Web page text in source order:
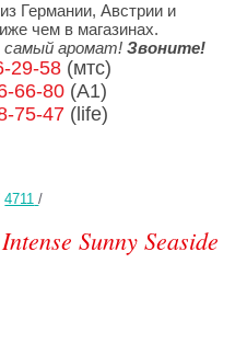
4711 /
Sunny Seaside
Германии, Австрии и
чем в магазинах.
аромат! Звоните!
29-58(мтс)
66-80 (A1)
75-47(life)